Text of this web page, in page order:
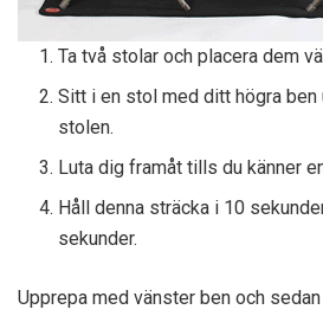
Ta två stolar och placera dem
Sitt i en stol med ditt högra ben
stolen.
Luta dig framåt tills du känner
Håll denna sträcka i 10
sekunder.
Upprepa med vänster ben och